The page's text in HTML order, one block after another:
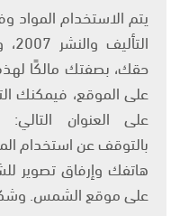
حقك، بصفتك مالكًا
على الموقع، فيمكنك
بالتوقف عن استخدام
هاتفك وإرفاق تصوير
على موقع الشمس.